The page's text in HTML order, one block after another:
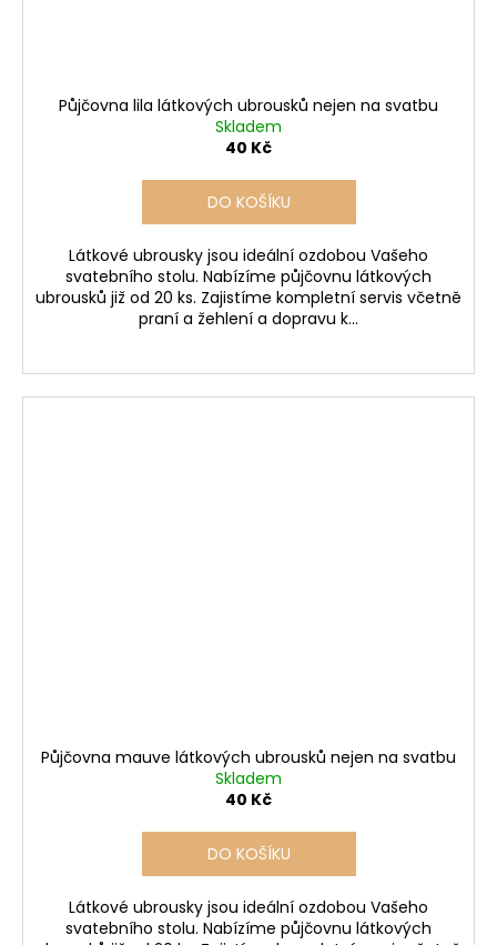
Půjčovna lila látkových ubrousků nejen na svatbu
Skladem
40 Kč
DO KOŠÍKU
Látkové ubrousky jsou ideální ozdobou Vašeho
svatebního stolu. Nabízíme půjčovnu látkových
ubrousků již od 20 ks. Zajistíme kompletní servis včetně
praní a žehlení a dopravu k...
Půjčovna mauve látkových ubrousků nejen na svatbu
Skladem
40 Kč
DO KOŠÍKU
Látkové ubrousky jsou ideální ozdobou Vašeho
svatebního stolu. Nabízíme půjčovnu látkových